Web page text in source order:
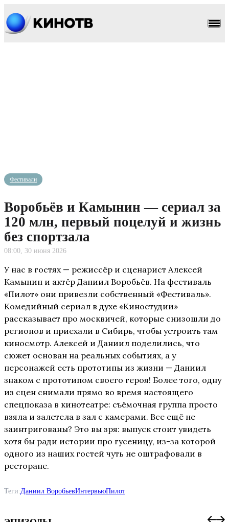
Фестивали
Воробьёв и Камынин — сериал за
120 млн, первый поцелуй и жизнь
без спортзала
08:00, 30 июня 2026
У нас в гостях — режиссёр и сценарист Алексей
Камынин и актёр Даниил Воробьёв. На фестиваль
«Пилот» они привезли собственный «Фестиваль».
Комедийный сериал в духе «Киностудии»
рассказывает про москвичей, которые снизошли до
регионов и приехали в Сибирь, чтобы устроить там
киносмотр. Алексей и Даниил поделились, что
сюжет основан на реальных событиях, а у
персонажей есть прототипы из жизни — Даниил
знаком с прототипом своего героя! Более того, одну
из сцен снимали прямо во время настоящего
спецпоказа в кинотеатре: съёмочная группа просто
взяла и залетела в зал с камерами. Все ещё не
заинтригованы? Это вы зря: выпуск стоит увидеть
хотя бы ради истории про гусеницу, из-за которой
одного из наших гостей чуть не оштрафовали в
ресторане.
Теги:Даниил ВоробьевИнтервьюПилот